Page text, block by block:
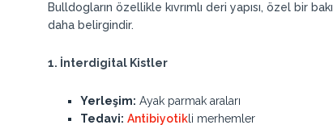
Bulldogların özellikle kıvrımlı deri yapısı, özel bir
daha belirgindir.
1. İnterdigital Kistler
Yerleşim: Ayak parmak araları
Tedavi: Antibiyotikli merhemler